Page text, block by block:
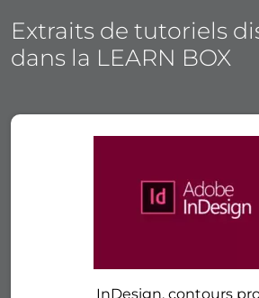
Extraits de tutoriels
dans la LEARN BOX
InDesign, contours